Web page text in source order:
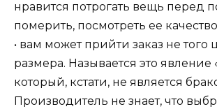
нравится потрогать вещь перед
померить, посмотреть ее
• вам может прийти заказ не того
размера. Называется это явление
который, кстати, не является
Производитель не знает, что